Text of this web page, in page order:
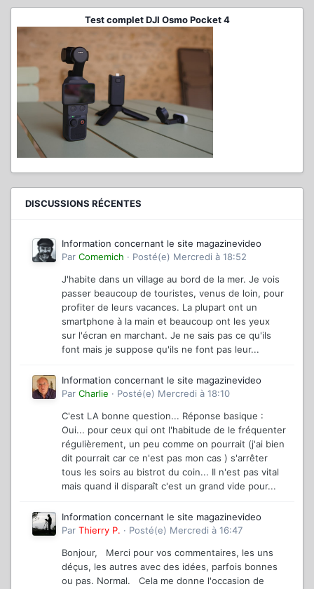
Test complet DJI Osmo Pocket 4
DISCUSSIONS RÉCENTES
Information concernant le site magazinevideo
Par Comemich · Posté(e) Mercredi à 18:52
J'habite dans un village au bord de la mer. Je vois
passer beaucoup de touristes, venus de loin, pour
profiter de leurs vacances. La plupart ont un
smartphone à la main et beaucoup ont les yeux
sur l'écran en marchant. Je ne sais pas ce qu'ils
font mais je suppose qu'ils ne font pas leur...
Information concernant le site magazinevideo
Par Charlie · Posté(e) Mercredi à 18:10
C'est LA bonne question... Réponse basique :
Oui... pour ceux qui ont l'habitude de le fréquenter
régulièrement, un peu comme on pourrait (j'ai bien
dit pourrait car ce n'est pas mon cas ) s'arrêter
tous les soirs au bistrot du coin... Il n'est pas vital
mais quand il disparaît c'est un grand vide pour...
Information concernant le site magazinevideo
Par Thierry P. · Posté(e) Mercredi à 16:47
Bonjour, Merci pour vos commentaires, les uns
déçus, les autres avec des idées, parfois bonnes
ou pas. Normal. Cela me donne l'occasion de